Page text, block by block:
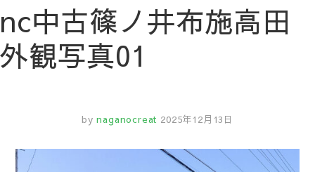
nc中古篠ノ井布施高田
外観写真01
by naganocreat 2025年12月13日